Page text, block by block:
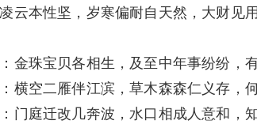
云本性坚，岁寒偏耐自天然，大财见
金珠宝贝各相生，及至中年事纷纷，
横空二雁伴江滨，草木森森仁义存，
门庭迁改几奔波，水口相成人意和，